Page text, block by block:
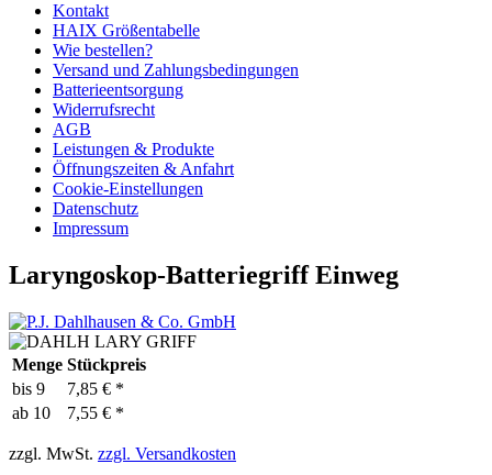
Kontakt
HAIX Größentabelle
Wie bestellen?
Versand und Zahlungsbedingungen
Batterieentsorgung
Widerrufsrecht
AGB
Leistungen & Produkte
Öffnungszeiten & Anfahrt
Cookie-Einstellungen
Datenschutz
Impressum
Laryngoskop-Batteriegriff Einweg
Menge Stückpreis
bis 9
7,85 € *
ab 10 7,55 € *
zzgl. MwSt. zzgl. Versandkosten